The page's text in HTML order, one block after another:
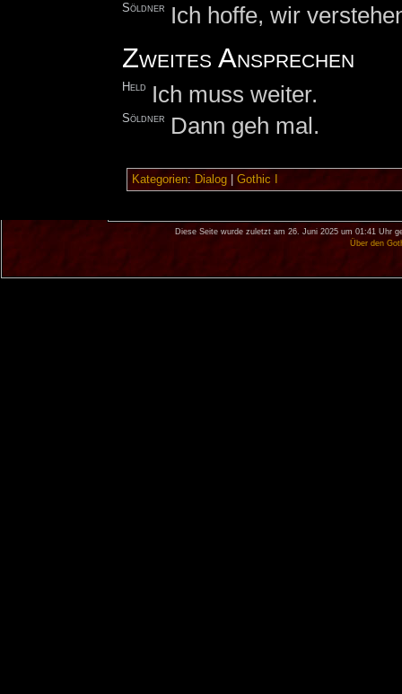
Söldner Ich hoffe, wir
Zweites Ansprechen
Held Ich muss weiter.
Söldner Dann geh mal.
Kategorien: Dialog| Gothic I
Diese Seite wurde zuletzt am 26. Juni 2025 um 01:41 Uhr
Über den